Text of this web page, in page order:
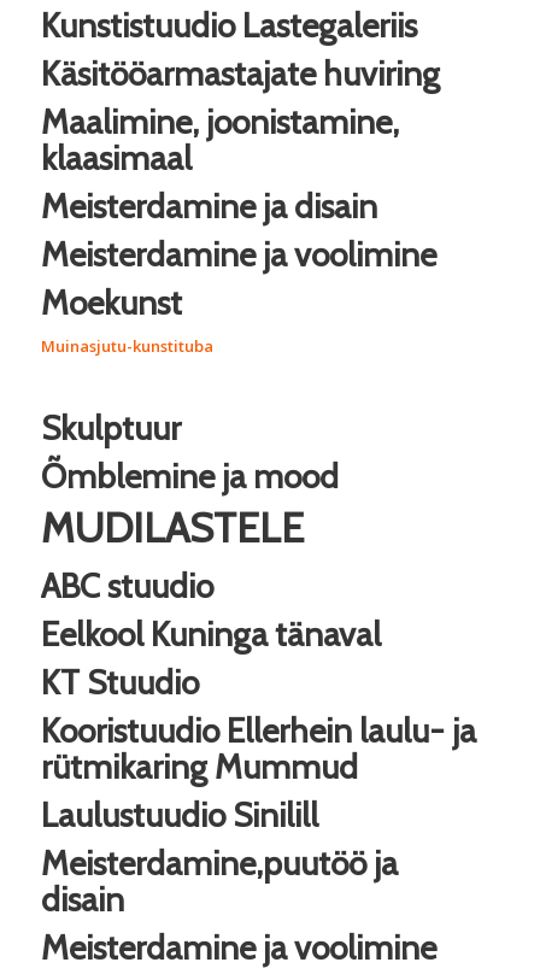
Kunstistuudio Lastegaleriis
Käsitööarmastajate huviring
Maalimine, joonistamine,
klaasimaal
Meisterdamine ja disain
Meisterdamine ja voolimine
Moekunst
Muinasjutu-kunstituba
Skulptuur
Õmblemine ja mood
MUDILASTELE
ABC stuudio
Eelkool Kuninga tänaval
KT Stuudio
Kooristuudio Ellerhein laulu- ja
rütmikaring Mummud
Laulustuudio Sinilill
Meisterdamine,puutöö ja
disain
Meisterdamine ja voolimine